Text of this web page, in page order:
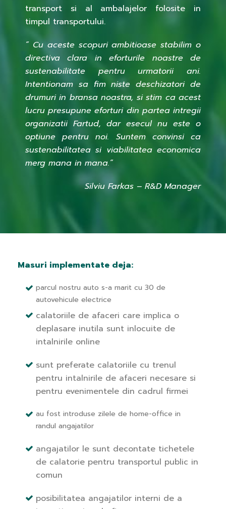
transport si al ambalajelor folosite in
timpul transportului.
” Cu aceste scopuri ambitioase stabilim o
directiva clara in eforturile noastre de
sustenabilitate pentru urmatorii ani.
Intentionam sa fim niste deschizatori de
drumuri in bransa noastra, si stim ca acest
lucru presupune eforturi din partea intregii
organizatii Fartud, dar esecul nu este o
optiune pentru noi. Suntem convinsi ca
sustenabilitatea si viabilitatea economica
merg mana in mana.”
Silviu Farkas – R&D Manager
Masuri implementate deja:
parcul nostru auto s-a marit cu 30 de
autovehicule electrice
calatoriile de afaceri care implica o
deplasare inutila sunt inlocuite de
intalnirile online
sunt preferate calatoriile cu trenul
pentru intalnirile de afaceri necesare si
pentru evenimentele din cadrul firmei
au fost introduse zilele de home-office in
randul angajatilor
angajatilor le sunt decontate tichetele
de calatorie pentru transportul public in
comun
posibilitatea angajatilor interni de a